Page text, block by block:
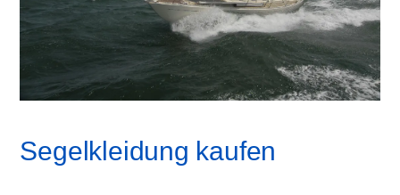
Segelkleidung kaufen